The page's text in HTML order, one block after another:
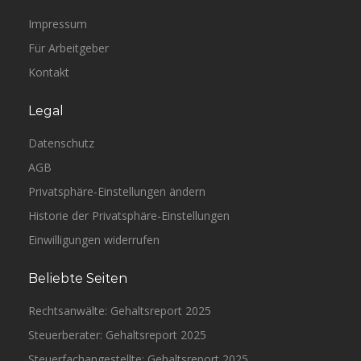
Impressum
Für Arbeitgeber
Kontakt
Legal
Datenschutz
AGB
Privatsphäre-Einstellungen ändern
Historie der Privatsphäre-Einstellungen
Einwilligungen widerrufen
Beliebte Seiten
Rechtsanwälte: Gehaltsreport 2025
Steuerberater: Gehaltsreport 2025